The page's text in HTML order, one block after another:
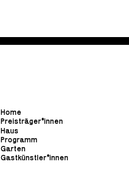
Home
Preisträger*innen
Haus
Programm
Garten
Gastkünstler*innen